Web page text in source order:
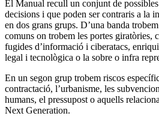
El Manual recull un conjunt de
decisions i que poden ser contraris a la
en dos grans grups. D’una banda
comuns on trobem les portes giratòries,
fugides d’informació i ciberatacs,
legal i tecnològica o la sobre o infra
En un segon grup trobem riscos
contractació, l’urbanisme, les
humans, el pressupost o aquells
Next Generation.